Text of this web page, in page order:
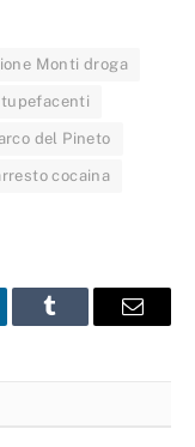
Monti droga
del Pineto
cocaina
Tumblr Email